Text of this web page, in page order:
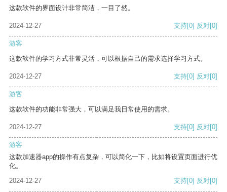
这款软件的界面设计非常简洁，一目了然。
2024-12-27 支持[0] 反对[0]
游客
这款软件的学习方式非常灵活，可以根据自己的需求选择学习方式。
2024-12-27 支持[0] 反对[0]
游客
这款软件的功能非常强大，可以满足我日常使用的需求。
2024-12-27 支持[0] 反对[0]
游客
这款加速器app的操作有点复杂，可以简化一下，比如将设置页面进行优
化。
2024-12-27
支持[0] 反对[0]